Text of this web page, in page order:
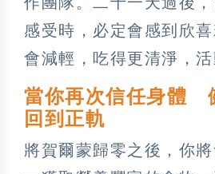
感受時，必定會感到欣
會減輕，吃得更清淨，活
當你再次信任身體
回到正軌
將賀爾蒙歸零之後，你